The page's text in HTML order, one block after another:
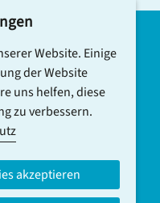
Website. Einige
der Website
uns helfen, diese
zu verbessern.
akzeptieren